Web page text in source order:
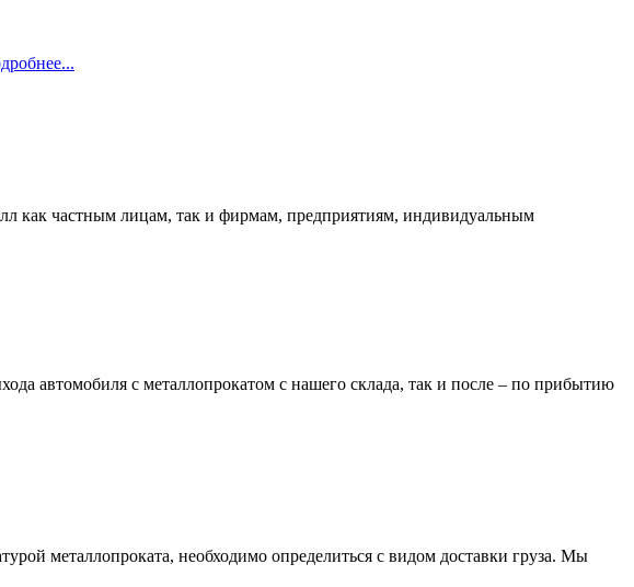
как частным лицам, так и фирмам, предприятиям, индивидуальным
автомобиля с металлопрокатом с нашего склада, так и после – по прибытию
металлопроката, необходимо определиться с видом доставки груза. Мы